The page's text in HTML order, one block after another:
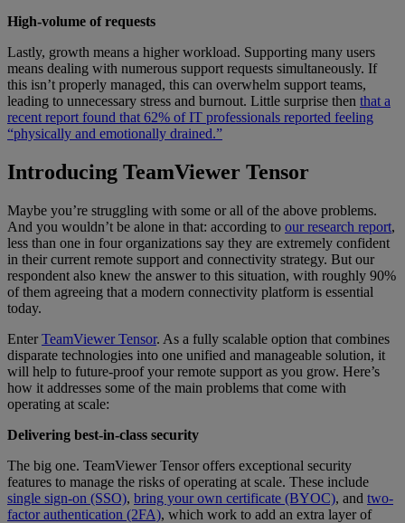
High-volume of requests
Lastly, growth means a higher workload. Supporting many users
means dealing with numerous support requests simultaneously. If
this isn’t properly managed, this can overwhelm support teams,
leading to unnecessary stress and burnout. Little surprise then that a
recent report found that 62% of IT professionals reported feeling
“physically and emotionally drained.”
Introducing TeamViewer Tensor
Maybe you’re struggling with some or all of the above problems.
And you wouldn’t be alone in that: according to our research report,
less than one in four organizations say they are extremely confident
in their current remote support and connectivity strategy. But our
respondent also knew the answer to this situation, with roughly 90%
of them agreeing that a modern connectivity platform is essential
today.
EnterTeamViewer Tensor. As a fully scalable option that combines
disparate technologies into one unified and manageable solution, it
will help to future-proof your remote support as you grow. Here’s
how it addresses some of the main problems that come with
operating at scale:
Delivering best-in-class security
The big one. TeamViewer Tensor offers exceptional security
features to manage the risks of operating at scale. These include
single sign-on (SSO), bring your own certificate (BYOC), and two-
factor authentication (2FA), which work to add an extra layer of